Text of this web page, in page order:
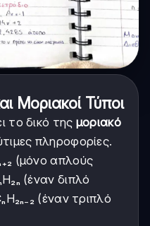
Μοριακοί Τύποι
το δικό της μοριακό
πληροφορίες.
(μόνο απλούς
(έναν διπλό
(έναν τριπλό